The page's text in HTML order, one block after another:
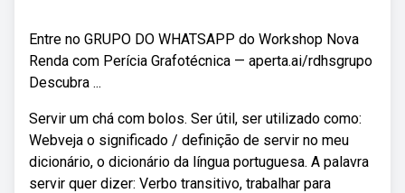
Entre no GRUPO DO WHATSAPP do Workshop Nova
Renda com Perícia Grafotécnica — aperta.ai/rdhsgrupo
Descubra ...
Servir um chá com bolos. Ser útil, ser utilizado como:
Webveja o significado / definição de servir no meu
dicionário, o dicionário da língua portuguesa. A palavra
servir quer dizer: Verbo transitivo, trabalhar para